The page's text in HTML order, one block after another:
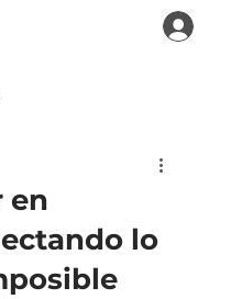
en
lo